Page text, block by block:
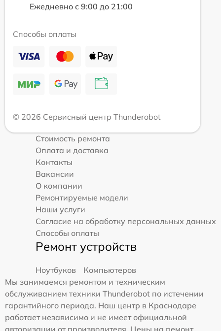
Ежедневно с 9:00 до 21:00
Способы оплаты
© 2026 Сервисный центр Thunderobot
Стоимость ремонта
Оплата и доставка
Контакты
Вакансии
О компании
Ремонтируемые модели
Наши услуги
Согласие на обработку персональных данных
Способы оплаты
Ремонт устройств
Ноутбуков
Компьютеров
Мы занимаемся ремонтом и техническим
обслуживанием техники Thunderobot по истечении
гарантийного периода. Наш центр в Краснодаре
работает независимо и не имеет официальной
авторизации от производителя. Цены на ремонт,